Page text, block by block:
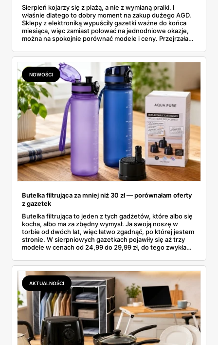
Sierpień kojarzy się z plażą, a nie z wymianą pralki. I
właśnie dlatego to dobry moment na zakup dużego AGD.
Sklepy z elektroniką wypuściły gazetki ważne do końca
miesiąca, więc zamiast polować na jednodniowe okazje,
można na spokojnie porównać modele i ceny. Przejrzałam
znalazłam, z cenami i terminami.
NOWOŚCI
Butelka filtrująca za mniej niż 30 zł — porównałam oferty
z gazetek
Butelka filtrująca to jeden z tych gadżetów, które albo się
kocha, albo ma za zbędny wymysł. Ja swoją noszę w
torbie od dwóch lat, więc łatwo zgadnąć, po której jestem
stronie. W sierpniowych gazetkach pojawiły się aż trzy
modele w cenach od 24,99 do 29,99 zł, do tego zwykła
wszystkie oferty i policzyłam, kiedy taki zakup faktycznie
się opłaca.
AKTUALNOŚCI